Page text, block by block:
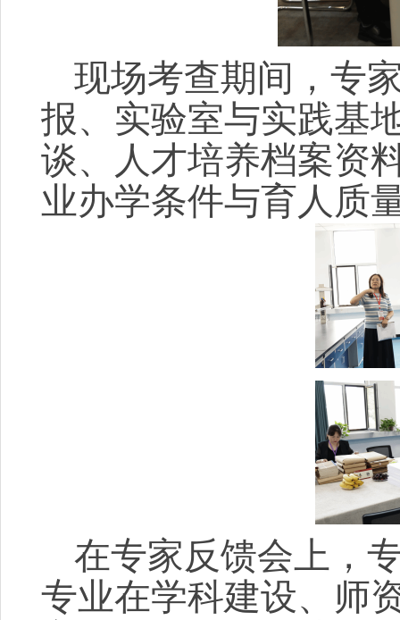
现场考查期间，专
报、实验室与实践基
谈、人才培养档案资
业办学条件与育人质
在专家反馈会上，
专业在学科建设、师